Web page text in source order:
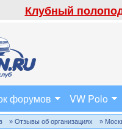
Клубный
форумов VW Polo
» Отзывы об организациях »